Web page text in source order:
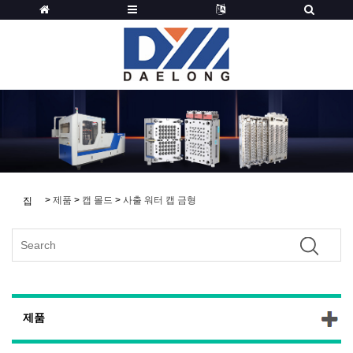
집 > 제품 > 캡 몰드 > 사출 워터 캡 금형
제품